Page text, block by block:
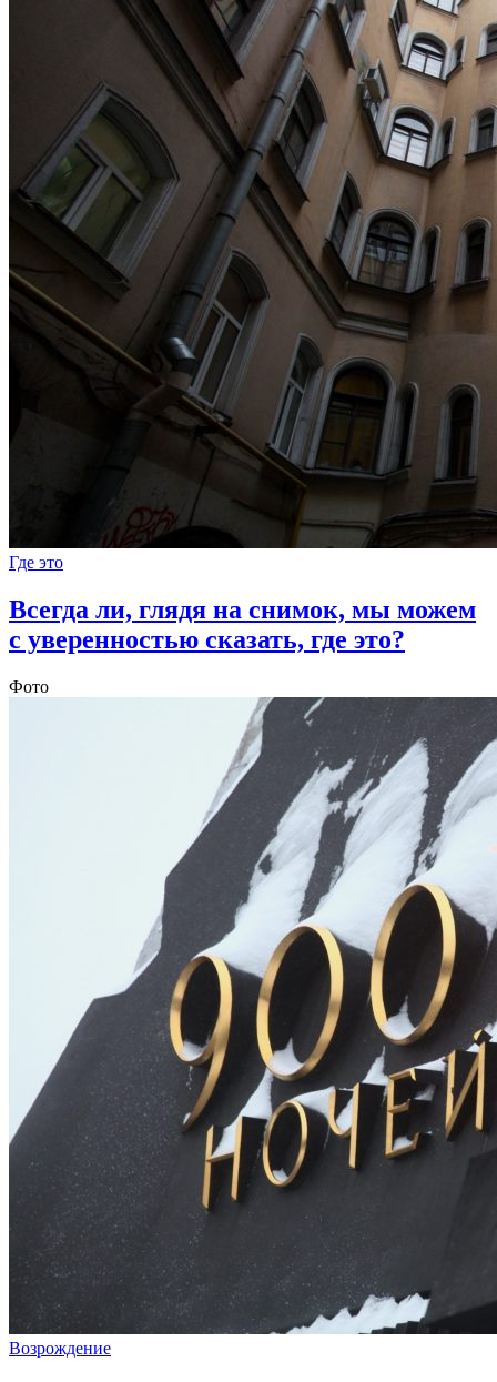
Где это
Всегда ли, глядя на снимок, мы можем
с уверенностью сказать, где это?
Фото
Возрождение